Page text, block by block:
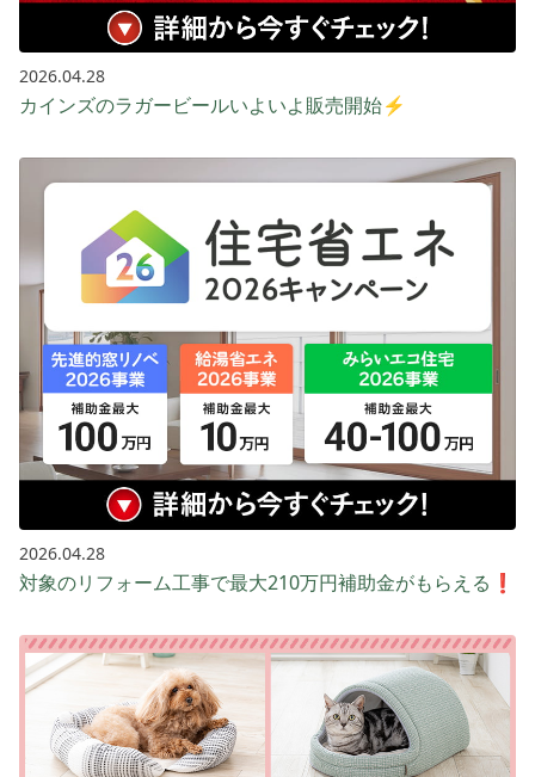
2026.04.28
カインズのラガービールいよいよ販売開始⚡️
2026.04.28
対象のリフォーム工事で最大210万円補助金がもらえる❗